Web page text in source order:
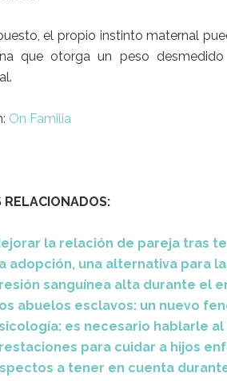
el propio instinto maternal
que otorga un peso
On Familia
RELACIONADOS:
la relación de pareja tras
adopción, una alternativa para
sanguínea alta durante el
abuelos esclavos: un nuevo
es necesario hablarle
para cuidar a hijos
a tener en cuenta